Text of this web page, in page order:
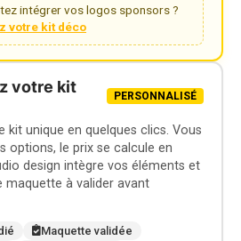
intégrer vos logos sponsors ?
votre kit déco
votre kit
PERSONNALISÉ
kit unique en quelques clics. Vous
options, le prix se calcule en
design intègre vos éléments et
maquette à valider avant
Maquette validée